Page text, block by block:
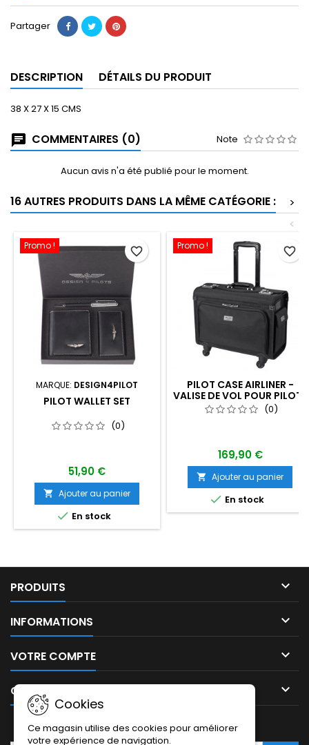
Partager
DESCRIPTION DÉTAILS DU PRODUIT
38 X 27 X 15 CMS
COMMENTAIRES (0) Note
Aucun avis n'a été publié pour le moment.
16 AUTRES PRODUITS DANS LA MÊME CATÉGORIE :
>
<
Promo !
MARQUE: DESIGN4PILOT
PILOT WALLET SET
(0)
51,90 €
 Ajouter au panier
 En stock
favorite_border Promo !
PILOT CASE AIRLINER -
VALISE DE VOL POUR PILOTE
DE LIGNE (0)
169,90 €
 Ajouter au panier
 En stock
favorite_border
PRODUITS 
INFORMATIONS 
VOTRE COMPTE 
CONTACT 
Cookies
Ce magasin utilise des cookies pour améliorer
votre expérience de navigation.
LETTRE D'INFORMATIONS